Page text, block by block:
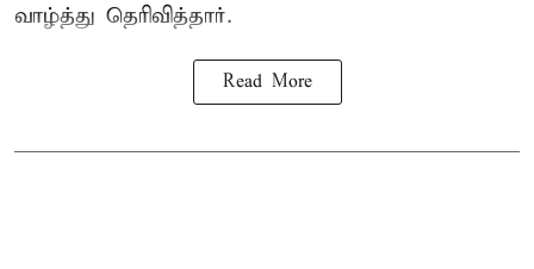
வாழ்த்து தெரிவித்தார்.
Read More